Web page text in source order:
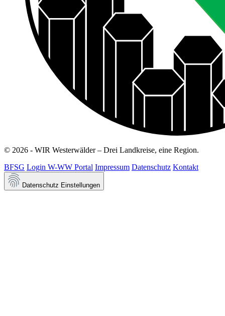
© 2026 - WIR Westerwälder – Drei Landkreise, eine Region.
BFSG Login W-WW Portal Impressum Datenschutz Kontakt
Datenschutz Einstellungen